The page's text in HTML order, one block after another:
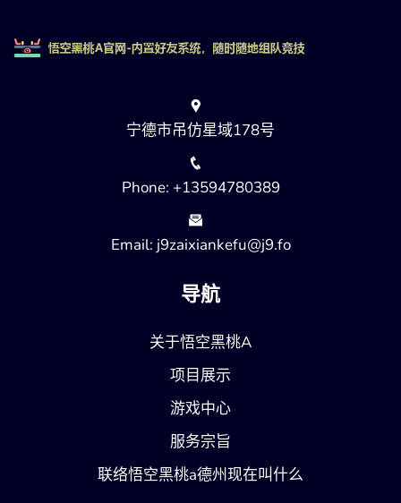
宁德市吊仿星域178号
Phone: +13594780389
Email: j9zaixiankefu@j9.fo
导航
关于悟空黑桃A
项目展示
游戏中心
服务宗旨
联络悟空黑桃a德州现在叫什么